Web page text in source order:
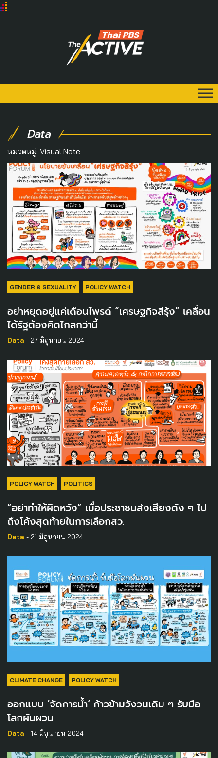
Data
หมวดหมู่: Visual Note
GENDER & SEXUALITY POLICY WATCH
อย่าหยุดอยู่แค่เดือนไพรด์ “เศรษฐกิจสีรุ้ง” เคลื่อน
ได้รัฐต้องคิดไกลกว่านี้
Data - 27 มิถุนายน 2024
POLICY WATCH POLITICS
“อย่าทำให้ผิดหวัง” เมื่อประชาชนส่งเสียงดัง ๆ ไป
ถึงโค้งสุดท้ายในการเลือกสว.
Data - 21 มิถุนายน 2024
CLIMATE CHANGE POLICY WATCH
ออกแบบ ‘จัดการน้ำ’ ก้าวข้ามวังวนเดิม ๆ รับมือ
โลกผันผวน
Data - 14 มิถุนายน 2024